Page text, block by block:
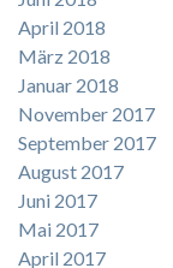
April 2018
März 2018
Januar 2018
November 2017
September 2017
August 2017
Juni 2017
Mai 2017
April 2017